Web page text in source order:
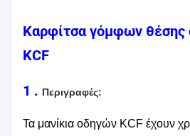
Καρφίτσα γόμφων θέσης
KCF
1 . Περιγραφές:
Τα μανίκια οδηγών KCF έχουν